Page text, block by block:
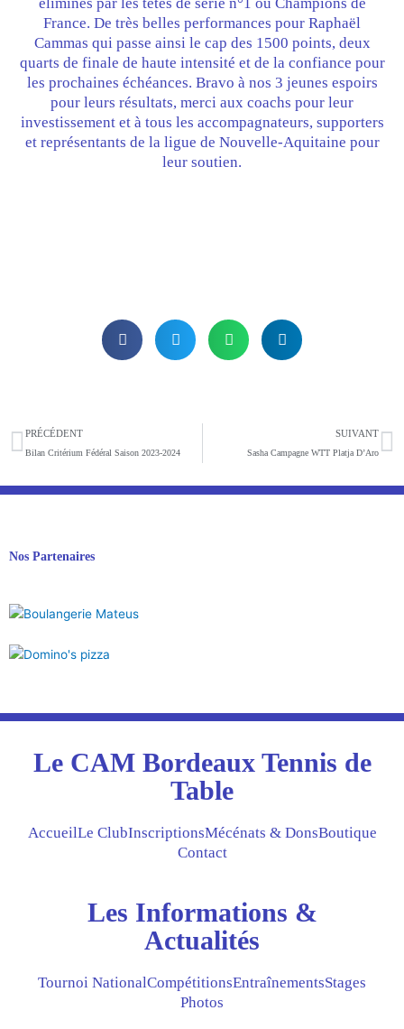
France. De très belles performances pour Raphaël
Cammas qui passe ainsi le cap des 1500 points, deux
quarts de finale de haute intensité et de la confiance pour
les prochaines échéances. Bravo à nos 3 jeunes espoirs
pour leurs résultats, merci aux coachs pour leur
investissement et à tous les accompagnateurs, supporters
et représentants de la ligue de Nouvelle-Aquitaine pour
leur soutien.
Précédent
PRÉCÉDENT
Bilan Critérium Fédéral Saison 2023-2024
SUIVANT
Sasha Campagne WTT Platja D’Aro
Nos Partenaires
Le CAM Bordeaux Tennis de
Table
AccueilLe ClubInscriptionsMécénats & DonsBoutique
Contact
Les Informations &
Actualités
Tournoi NationalCompétitionsEntraînementsStages
Photos